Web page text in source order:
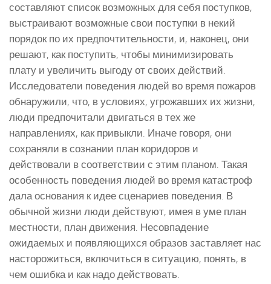
составляют список возможных для себя поступков,
выстраивают возможные свои поступки в некий
порядок по их предпочтительности, и, наконец, они
решают, как поступить, чтобы минимизировать
плату и увеличить выгоду от своих действий.
Исследователи поведения людей во время пожаров
обнаружили, что, в условиях, угрожавших их жизни,
люди предпочитали двигаться в тех же
направлениях, как привыкли. Иначе говоря, они
сохраняли в сознании план коридоров и
действовали в соответствии с этим планом. Такая
особенность поведения людей во время катастроф
дала основания к идее сценариев поведения. В
обычной жизни люди действуют, имея в уме план
местности, план движения. Несовпадение
ожидаемых и появляющихся образов заставляет нас
насторожиться, включиться в ситуацию, понять, в
чем ошибка и как надо действовать.